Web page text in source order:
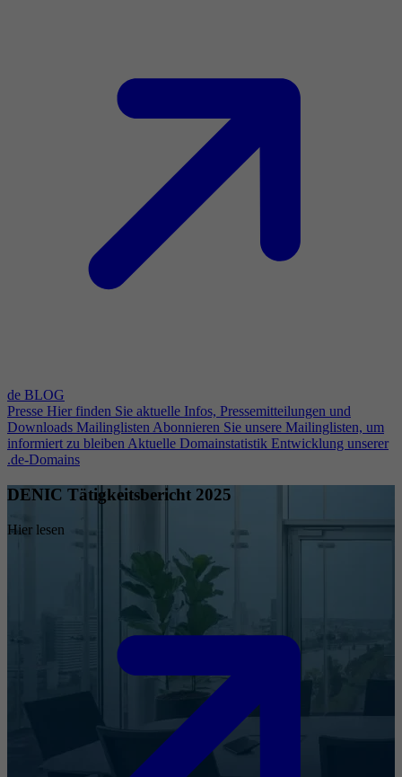
de BLOG
Presse Hier finden Sie aktuelle Infos, Pressemitteilungen und
Downloads Mailinglisten Abonnieren Sie unsere Mailinglisten, um
informiert zu bleiben Aktuelle Domainstatistik Entwicklung unserer
.de-Domains
DENIC Tätigkeitsbericht 2025
Hier lesen